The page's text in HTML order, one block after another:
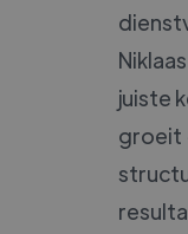
juiste
groeit